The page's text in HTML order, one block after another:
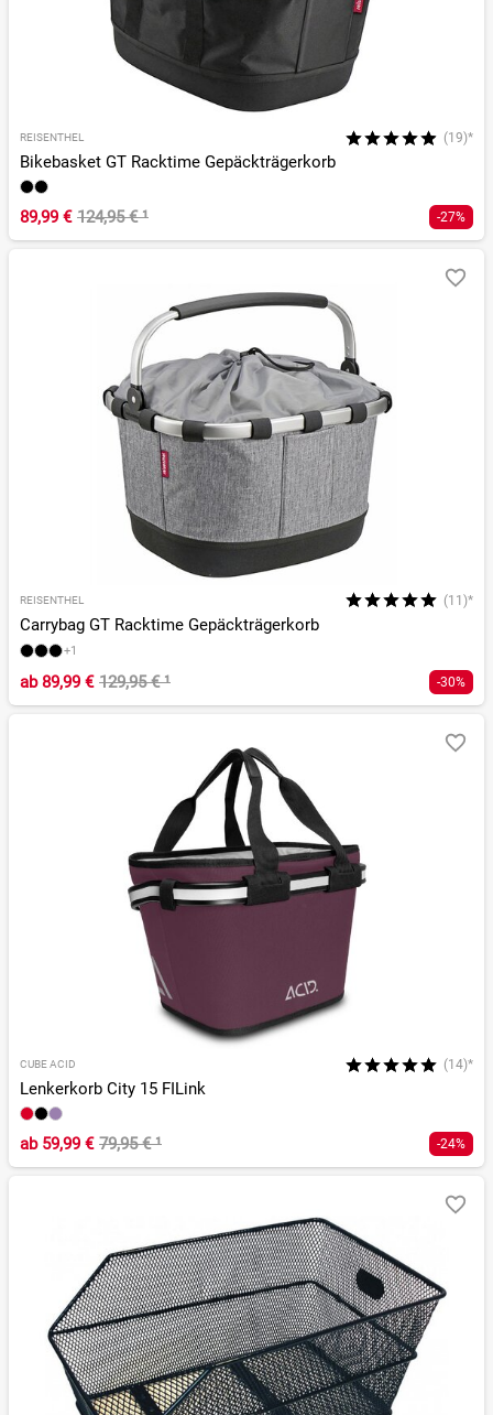
REISENTHEL (19)*
Bikebasket GT Racktime Gepäckträgerkorb
89,99 € 124,95 €¹ -27%
REISENTHEL (11)*
Carrybag GT Racktime Gepäckträgerkorb
+1
ab89,99 € 129,95 €¹ -30%
CUBE ACID (14)*
Lenkerkorb City 15 FILink
ab59,99 € 79,95 €¹ -24%